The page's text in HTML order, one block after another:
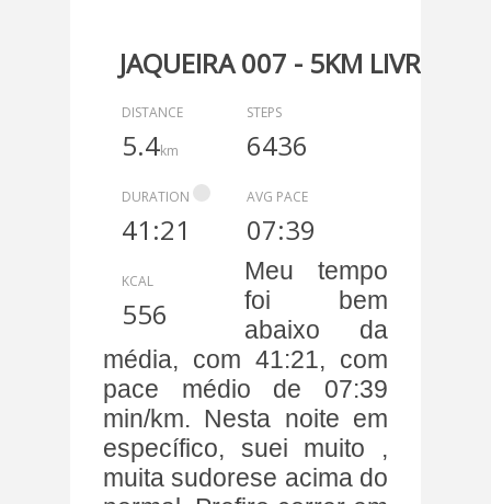
JAQUEIRA 007 - 5KM LIVRE
DISTANCE
5.4km
STEPS
6436
DURATION
41:21
AVG PACE
07:39
KCAL
556
Meu tempo
foi bem
abaixo da
média, com 41:21, com
pace médio de 07:39
min/km. Nesta noite em
específico, suei muito ,
muita sudorese acima do